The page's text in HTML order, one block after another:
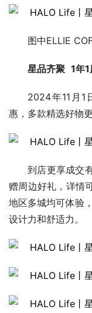
图中ELLIE
星品齐聚 1年
2024年11月1
惠，多款精选好物
到店更享成交
赠周边好礼，详情
地区多城均可体验
设计力和舒适力。